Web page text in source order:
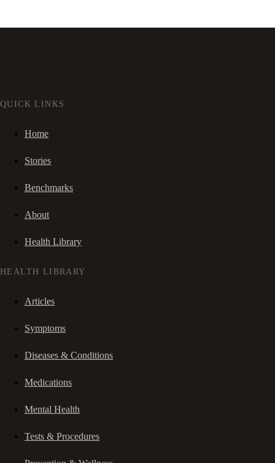
QUICK LINKS
Home
Stories
Benchmarks
About
Health Library
HEALTH LIBRARY
Articles
Symptoms
Diseases & Conditions
Medications
Mental Health
Tests & Procedures